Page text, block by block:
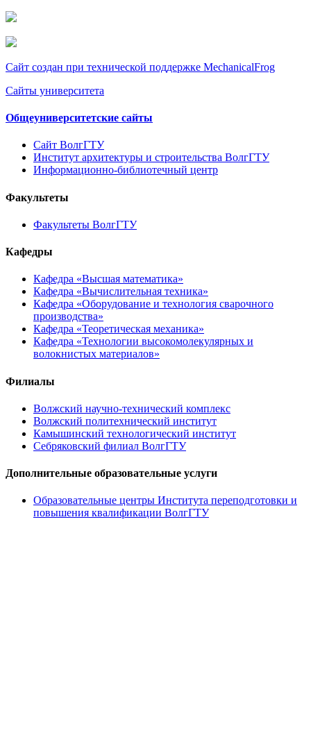
Сайт создан при технической поддержке MechanicalFrog
Сайты университета
Общеуниверситетские сайты
Сайт ВолгГТУ
Институт архитектуры и строительства ВолгГТУ
Информационно-библиотечный центр
Факультеты
Факультеты ВолгГТУ
Кафедры
Кафедра «Высшая математика»
Кафедра «Вычислительная техника»
Кафедра «Оборудование и технология сварочного
производства»
Кафедра «Теоретическая механика»
Кафедра «Технологии высокомолекулярных и
волокнистых материалов»
Филиалы
Волжский научно-технический комплекс
Волжский политехнический институт
Камышинский технологический институт
Себряковский филиал ВолгГТУ
Дополнительные образовательные услуги
Образовательные центры Института переподготовки и
повышения квалификации ВолгГТУ